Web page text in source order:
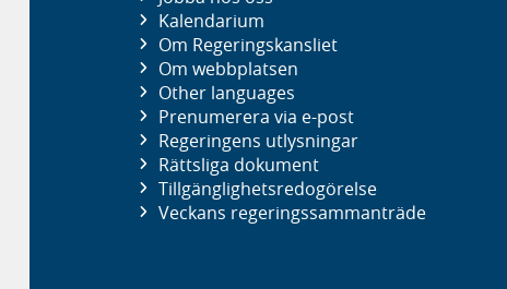
Kalendarium
Om Regeringskansliet
Om webbplatsen
Other languages
Prenumerera via e-post
Regeringens utlysningar
Rättsliga dokument
Tillgänglighetsredogörelse
Veckans regeringssammanträde